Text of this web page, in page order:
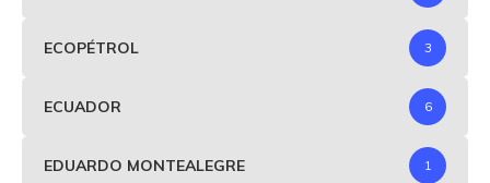
ECOPÉTROL 3
ECUADOR 6
EDUARDO MONTEALEGRE 1